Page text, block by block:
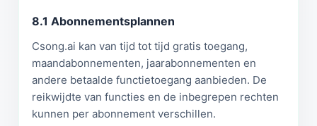
8.1 Abonnementsplannen
Csong.ai kan van tijd tot tijd gratis toegang,
maandabonnementen, jaarabonnementen en
andere betaalde functietoegang aanbieden. De
reikwijdte van functies en de inbegrepen rechten
kunnen per abonnement verschillen.